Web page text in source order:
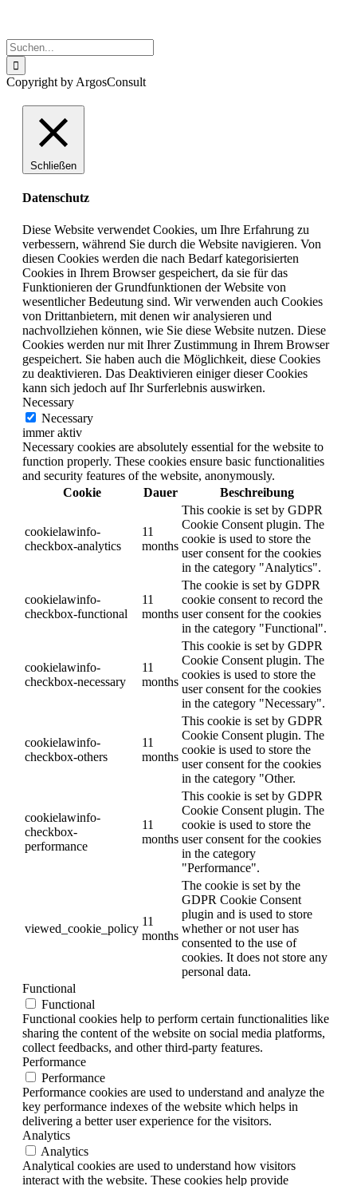
Suche
nach:
Copyright by ArgosConsult
Schließen
Datenschutz
Diese Website verwendet Cookies, um Ihre Erfahrung zu
verbessern, während Sie durch die Website navigieren. Von
diesen Cookies werden die nach Bedarf kategorisierten
Cookies in Ihrem Browser gespeichert, da sie für das
Funktionieren der Grundfunktionen der Website von
wesentlicher Bedeutung sind. Wir verwenden auch Cookies
von Drittanbietern, mit denen wir analysieren und
nachvollziehen können, wie Sie diese Website nutzen. Diese
Cookies werden nur mit Ihrer Zustimmung in Ihrem Browser
gespeichert. Sie haben auch die Möglichkeit, diese Cookies
zu deaktivieren. Das Deaktivieren einiger dieser Cookies
kann sich jedoch auf Ihr Surferlebnis auswirken.
Necessary
Necessary
immer aktiv
Necessary cookies are absolutely essential for the website to
function properly. These cookies ensure basic functionalities
and security features of the website, anonymously.
Cookie
Dauer Beschreibung
cookielawinfo-
checkbox-analytics
11
months
This cookie is set by GDPR
Cookie Consent plugin. The
cookie is used to store the
user consent for the cookies
in the category "Analytics".
cookielawinfo-
checkbox-functional
11
months
The cookie is set by GDPR
cookie consent to record the
user consent for the cookies
in the category "Functional".
cookielawinfo-
checkbox-necessary
11
months
This cookie is set by GDPR
Cookie Consent plugin. The
cookies is used to store the
user consent for the cookies
in the category "Necessary".
cookielawinfo-
checkbox-others
11
months
This cookie is set by GDPR
Cookie Consent plugin. The
cookie is used to store the
user consent for the cookies
in the category "Other.
cookielawinfo-
checkbox-
performance
11
months
This cookie is set by GDPR
Cookie Consent plugin. The
cookie is used to store the
user consent for the cookies
in the category
"Performance".
viewed_cookie_policy
11
months
The cookie is set by the
GDPR Cookie Consent
plugin and is used to store
whether or not user has
consented to the use of
cookies. It does not store any
personal data.
Functional
Functional
Functional cookies help to perform certain functionalities like
sharing the content of the website on social media platforms,
collect feedbacks, and other third-party features.
Performance
Performance
Performance cookies are used to understand and analyze the
key performance indexes of the website which helps in
delivering a better user experience for the visitors.
Analytics
Analytics
Analytical cookies are used to understand how visitors
interact with the website. These cookies help provide